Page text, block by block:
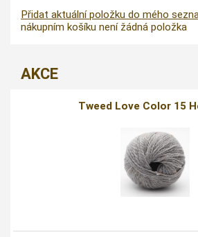
Přidat aktuální položku do mého
nákupním košíku není žádná položka
AKCE
Tweed Love Color 15